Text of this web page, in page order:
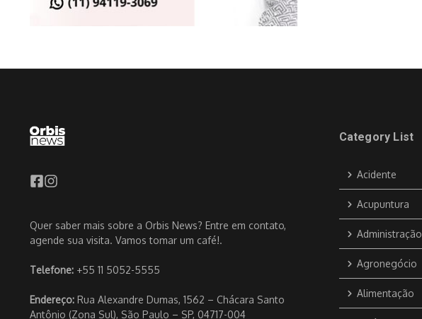
Quer saber mais sobre a Orbis News? Entre em contato,
agende sua visita. Vamos tomar um café!.
Telefone: +55 11 5052-5555
Endereço: Rua Alexandre Dumas, 1562 – Chácara Santo
Antônio (Zona Sul), São Paulo – SP, 04717-004
Category List
Acidente
Acupuntura
Administração
Agronegócio
Alimentação